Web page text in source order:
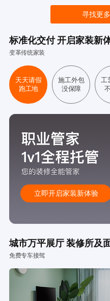
寻找更
标准化交付 开启家装新
变革传统家装
天天请假
跑工地
施工外包
没保障
工
立即开启家装新体验
城市万平展厅 装修所及
免费专车接驾